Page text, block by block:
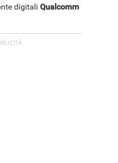
digitali Qualcomm